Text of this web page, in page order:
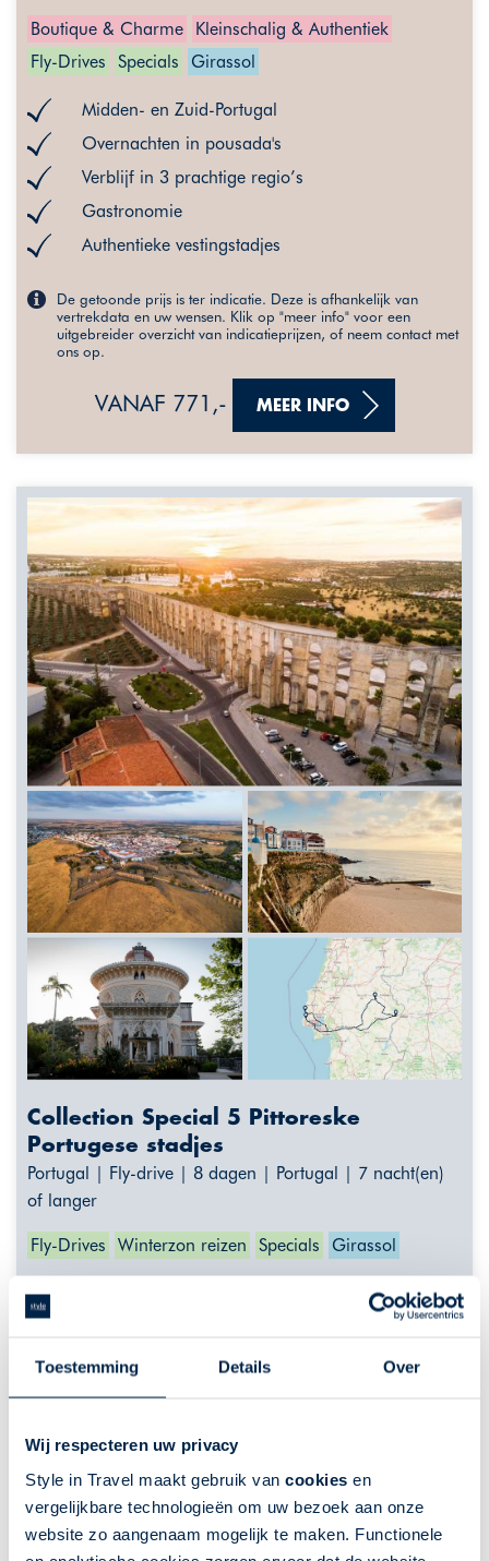
Toestemming Details Over
Wij respecteren uw privacy
Style in Travel maakt gebruik van cookies en
vergelijkbare technologieën om uw bezoek aan onze
website zo aangenaam mogelijk te maken. Functionele
Boutique & Charme
Kleinschalig & Authentiek
Fly-Drives
Specials Girassol
Midden- en Zuid-Portugal
Overnachten in pousada's
Verblijf in 3 prachtige regio’s
Gastronomie
Authentieke vestingstadjes
De getoonde prijs is ter indicatie. Deze is afhankelijk van
vertrekdata en uw wensen. Klik op "meer info" voor een
uitgebreider overzicht van indicatieprijzen, of neem contact met
ons op.
VANAF 771,- MEER INFO
Collection Special 5 Pittoreske
Portugese stadjes
Portugal | Fly-drive | 8 dagen | Portugal | 7 nacht(en)
of langer
Fly-Drives Winterzon reizen Specials Girassol
Beleef de authentieke Alentejo
Huurauto inclusief
De getoonde prijs is ter indicatie. Deze is afhankelijk van
vertrekdata en uw wensen. Klik op "meer info" voor een
uitgebreider overzicht van indicatieprijzen, of neem contact met
ons op.